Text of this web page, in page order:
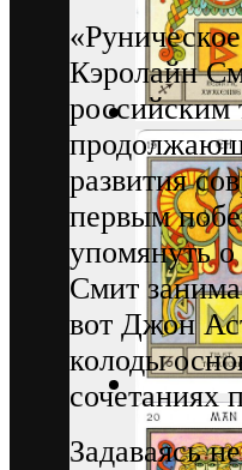
Кэролайн
российским
развития
первым
упомянуть
Смит
вот Джон
колоды
сочетаниях
Задаваясь